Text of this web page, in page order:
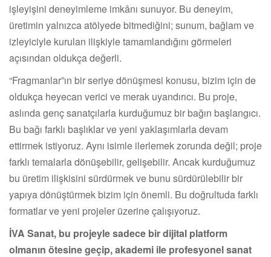
işleyişini deneyimleme imkânı sunuyor. Bu deneyim,
üretimin yalnızca atölyede bitmediğini; sunum, bağlam ve
izleyiciyle kurulan ilişkiyle tamamlandığını görmeleri
açısından oldukça değerli.
“Fragmanlar”ın bir seriye dönüşmesi konusu, bizim için de
oldukça heyecan verici ve merak uyandırıcı. Bu proje,
aslında genç sanatçılarla kurduğumuz bir bağın başlangıcı.
Bu bağı farklı başlıklar ve yeni yaklaşımlarla devam
ettirmek istiyoruz. Aynı isimle ilerlemek zorunda değil; proje
farklı temalarla dönüşebilir, gelişebilir. Ancak kurduğumuz
bu üretim ilişkisini sürdürmek ve bunu sürdürülebilir bir
yapıya dönüştürmek bizim için önemli. Bu doğrultuda farklı
formatlar ve yeni projeler üzerine çalışıyoruz.
İVA Sanat, bu projeyle sadece bir dijital platform
olmanın ötesine geçip, akademi ile profesyonel sanat